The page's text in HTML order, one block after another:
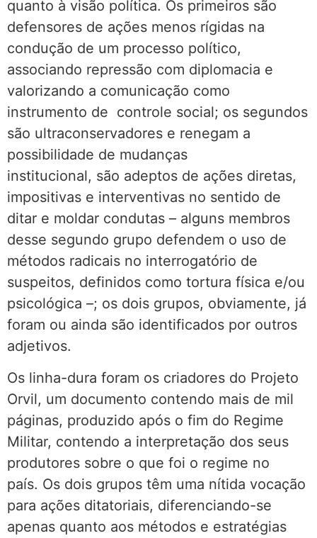
quanto à visão política. Os primeiros são
defensores de ações menos rígidas na
condução de um processo político,
associando repressão com diplomacia e
valorizando a comunicação como
instrumento de controle social; os segundos
são ultraconservadores e renegam a
possibilidade de mudanças
institucional, são adeptos de ações diretas,
impositivas e interventivas no sentido de
ditar e moldar condutas – alguns membros
desse segundo grupo defendem o uso de
métodos radicais no interrogatório de
suspeitos, definidos como tortura física e/ou
psicológica –; os dois grupos, obviamente, já
foram ou ainda são identificados por outros
adjetivos.
Os linha-dura foram os criadores do Projeto
Orvil, um documento contendo mais de mil
páginas, produzido após o fim do Regime
Militar, contendo a interpretação dos seus
produtores sobre o que foi o regime no
país. Os dois grupos têm uma nítida vocação
para ações ditatoriais, diferenciando-se
apenas quanto aos métodos e estratégias